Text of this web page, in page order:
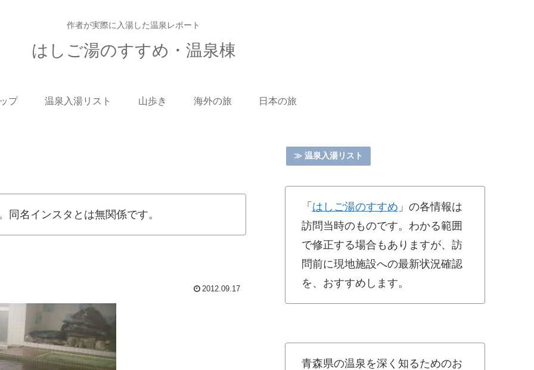
作者が実際に入湯した温泉レポート
はしご湯のすすめ・温泉棟
プ 温泉入湯リスト 山歩き 海外の旅 日本の旅
名インスタとは無関係です。
2012.09.17
≫ 温泉入湯リスト
「 はしご湯のすすめ 」の各情報は
訪問当時のものです。わかる範囲
で修正する場合もありますが、訪
問前に現地施設への最新状況確認
を、おすすめします。
青森県の温泉を深く知るためのお